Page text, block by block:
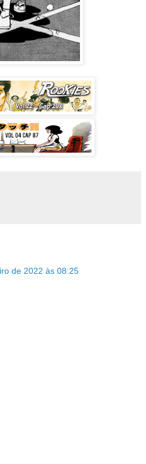
de 2022 às 08:25